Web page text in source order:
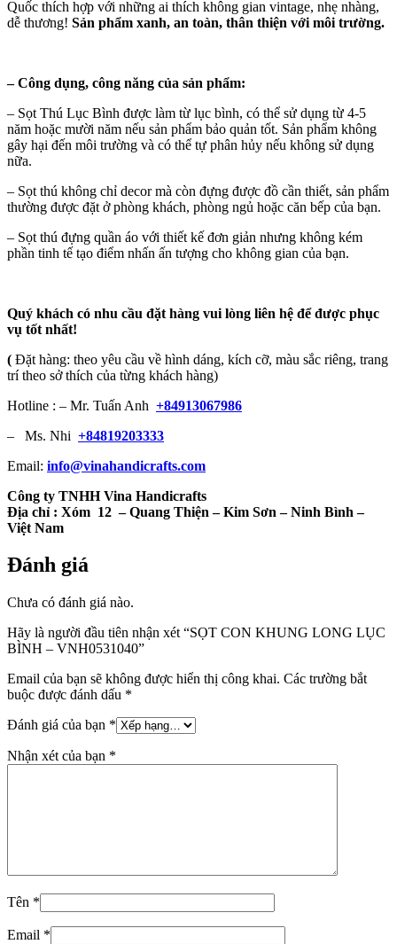
Quốc thích hợp với những ai thích không gian vintage, nhẹ nhàng,
dễ thương! Sản phẩm xanh, an toàn, thân thiện với môi trường.
–Công dụng, công năng của sản phẩm:
– Sọt Thú Lục Bình được làm từ lục bình, có thể sử dụng từ 4-5
năm hoặc mười năm nếu sản phẩm bảo quản tốt. Sản phẩm không
gây hại đến môi trường và có thể tự phân hủy nếu không sử dụng
nữa.
– Sọt thú không chỉ decor mà còn đựng được đồ cần thiết, sản phẩm
thường được đặt ở phòng khách, phòng ngủ hoặc căn bếp của bạn.
– Sọt thú đựng quần áo với thiết kế đơn giản nhưng không kém
phần tinh tế tạo điểm nhấn ấn tượng cho không gian của bạn.
Quý khách có nhu cầu đặt hàng vui lòng liên hệ để được phục
vụ tốt nhất!
( Đặt hàng: theo yêu cầu về hình dáng, kích cỡ, màu sắc riêng, trang
trí theo sở thích của từng khách hàng)
Hotline : – Mr. Tuấn Anh +84913067986
– Ms. Nhi +84819203333
Email: info@vinahandicrafts.com
Công ty TNHH Vina Handicrafts
Địa chỉ : Xóm 12 – Quang Thiện – Kim Sơn – Ninh Bình –
Việt Nam
Đánh giá
Chưa có đánh giá nào.
Hãy là người đầu tiên nhận xét “SỌT CON KHUNG LONG LỤC
BÌNH – VNH0531040”
Email của bạn sẽ không được hiển thị công khai. Các trường bắt
buộc được đánh dấu *
Đánh giá của bạn *
Nhận xét của bạn *
Tên *
Email *